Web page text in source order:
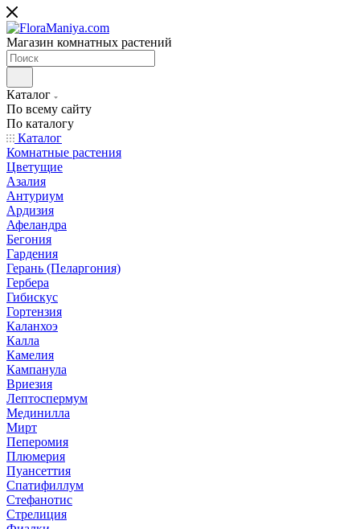
Магазин комнатных растений
Каталог
По всему сайту
По каталогу
Каталог
Комнатные растения
Цветущие
Азалия
Антуриум
Ардизия
Афеландра
Бегония
Гардения
Герань (Пеларгония)
Гербера
Гибискус
Гортензия
Каланхоэ
Калла
Камелия
Кампанула
Вриезия
Лептоспермум
Мединилла
Мирт
Пеперомия
Плюмерия
Пуансеттия
Спатифиллум
Стефанотис
Стрелиция